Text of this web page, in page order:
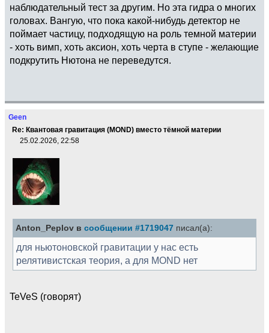
наблюдательный тест за другим. Но эта гидра о многих
головах. Вангую, что пока какой-нибудь детектор не
поймает частицу, подходящую на роль темной материи
- хоть вимп, хоть аксион, хоть черта в ступе - желающие
подкрутить Нютона не переведутся.
Geen
Re: Квантовая гравитация (MOND) вместо тёмной материи
25.02.2026, 22:58
Anton_Peplov в сообщении #1719047 писал(а):
для ньютоновской гравитации у нас есть
релятивистская теория, а для MOND нет
TeVeS (говорят)